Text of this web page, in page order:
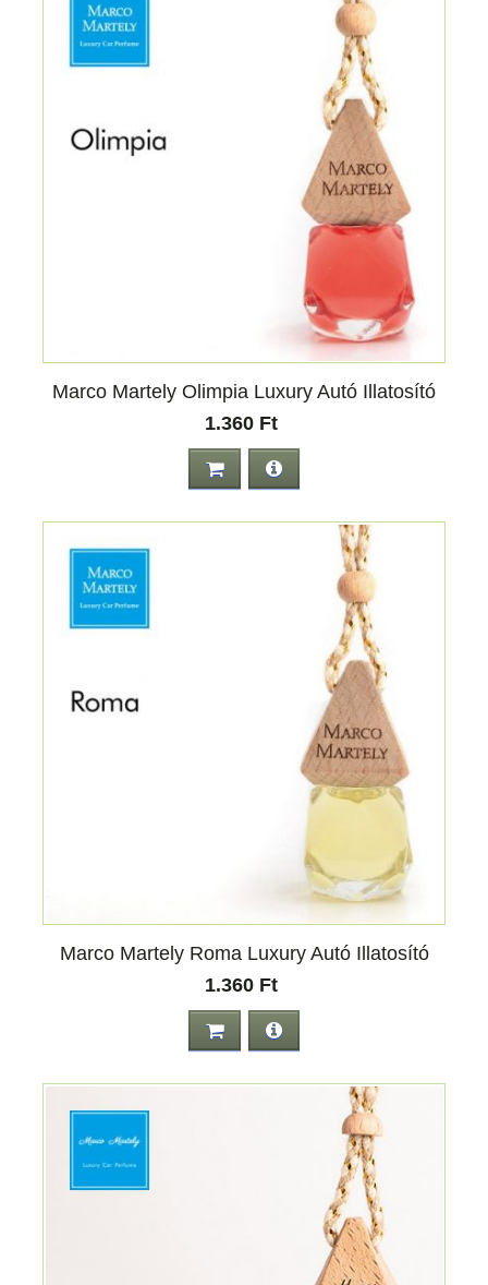
Marco Martely Olimpia Luxury Autó Illatosító
1.360 Ft
Marco Martely Roma Luxury Autó Illatosító
1.360 Ft